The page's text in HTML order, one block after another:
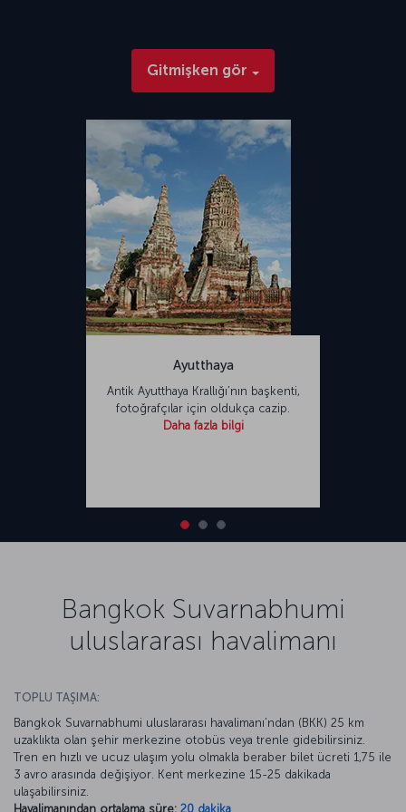
Gitmişken gör
Ayutthaya
Antik Ayutthaya Krallığı’nın başkenti,
fotoğrafçılar için oldukça cazip.
Daha fazla bilgi
Bangkok Suvarnabhumi
uluslararası havalimanı
TOPLU TAŞIMA:
Bangkok Suvarnabhumi uluslararası havalimanı’ndan (BKK) 25 km
uzaklıkta olan şehir merkezine otobüs veya trenle gidebilirsiniz.
Tren en hızlı ve ucuz ulaşım yolu olmakla beraber bilet ücreti 1,75 ile
3 avro arasında değişiyor. Kent merkezine 15-25 dakikada
ulaşabilirsiniz.
Havalimanından ortalama süre: 20 dakika